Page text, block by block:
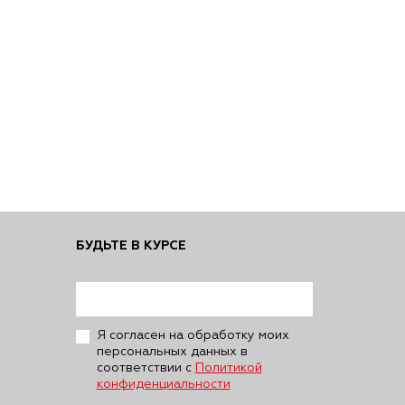
БУДЬТЕ В КУРСЕ
Я согласен на обработку моих
персональных данных в
соответствии с Политикой
конфиденциальности